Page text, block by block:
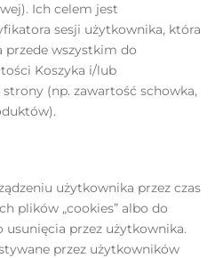
Ich celem jest
sesji użytkownika, która
wszystkim do
Koszyka i/lub
(np. zawartość schowka,
użytkownika przez czas
plików „cookies” albo do
przez użytkownika.
przez użytkowników